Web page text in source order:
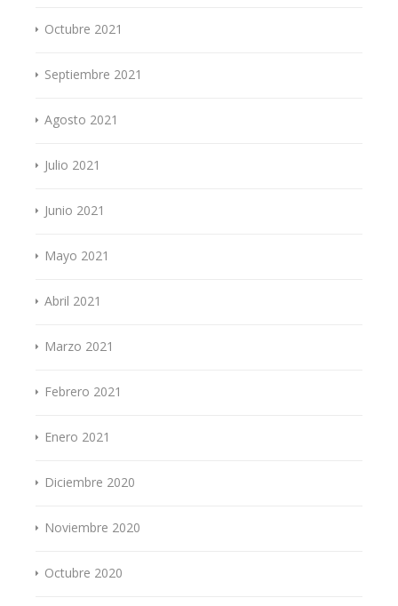
Octubre 2021
Septiembre 2021
Agosto 2021
Julio 2021
Junio 2021
Mayo 2021
Abril 2021
Marzo 2021
Febrero 2021
Enero 2021
Diciembre 2020
Noviembre 2020
Octubre 2020